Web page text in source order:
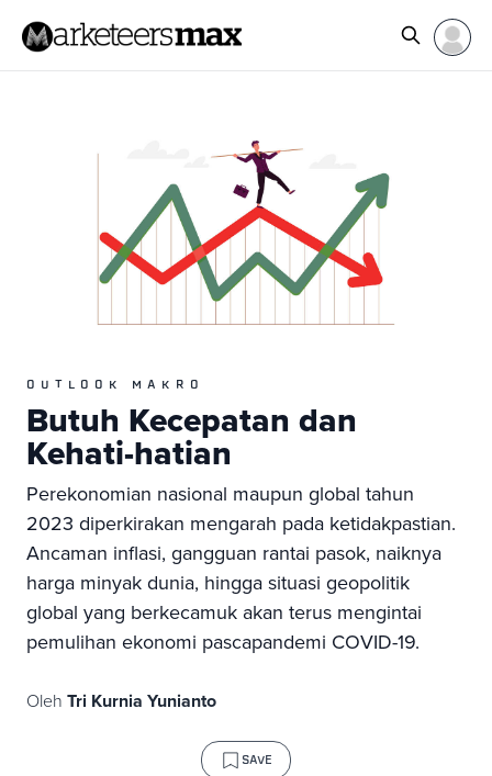
OUTLOOK MAKRO
Butuh Kecepatan dan
Kehati-hatian
Perekonomian nasional maupun global tahun
2023 diperkirakan mengarah pada ketidakpastian.
Ancaman inflasi, gangguan rantai pasok, naiknya
harga minyak dunia, hingga situasi geopolitik
global yang berkecamuk akan terus mengintai
pemulihan ekonomi pascapandemi COVID-19.
Oleh Tri Kurnia Yunianto
SAVE